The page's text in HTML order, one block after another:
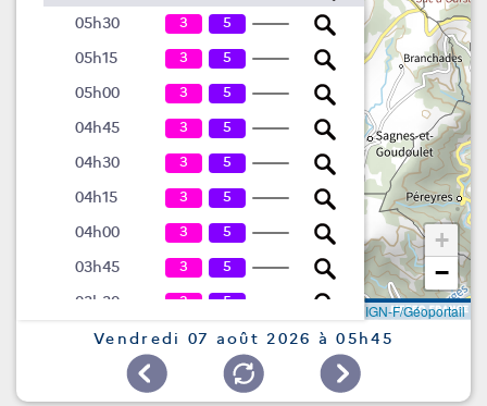
05h30 3 5
05h15 3 5
05h00 3 5
04h45 3 5
04h30 3 5
04h15 3 5
04h00 3 5
03h45 3 5
03h30 3 5
03h15 5
5
+
−
IGN-F/Géoportail
Vendredi 07 août 2026 à 05h45